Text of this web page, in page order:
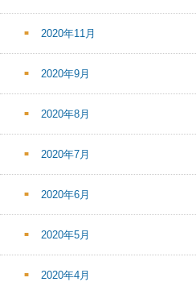
2020年11月
2020年9月
2020年8月
2020年7月
2020年6月
2020年5月
2020年4月